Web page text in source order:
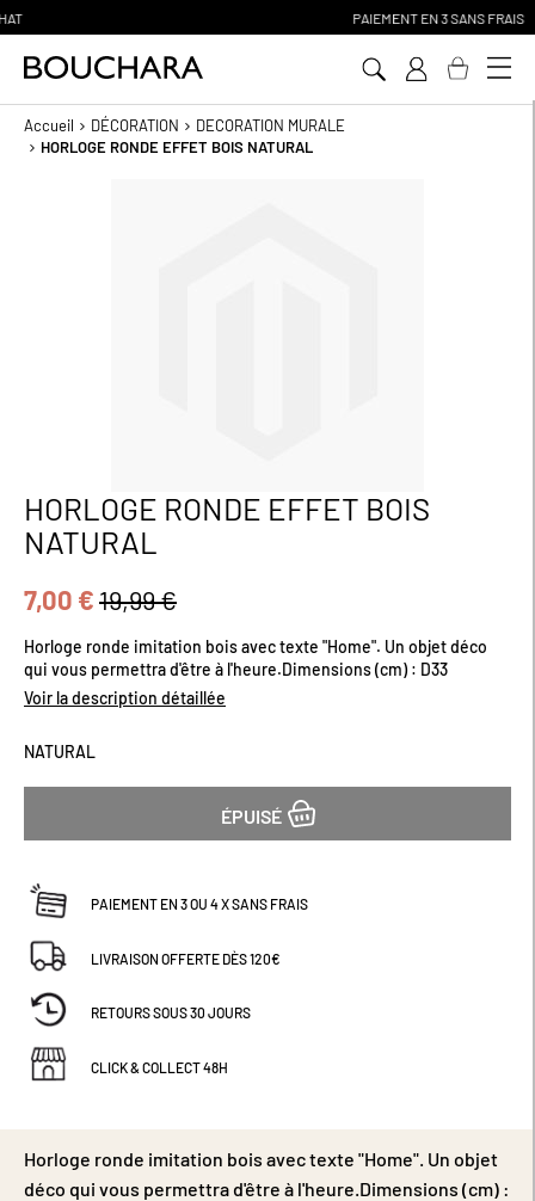
PAIEMENT EN 3 SANS FRAIS
Accueil DÉCORATION
DECORATION MURALE
HORLOGE RONDE EFFET BOIS NATURAL
Passer
au
début
la
Galerie
d’images
HORLOGE RONDE EFFET BOIS
NATURAL
7,00 €19,99 €
Horloge ronde imitation bois avec texte "Home". Un objet déco
qui vous permettra d'être à l'heure.Dimensions (cm) : D33
Voir la description détaillée
NATURAL
ÉPUISÉ
PAIEMENT EN 3 OU 4 X SANS FRAIS
LIVRAISON OFFERTE DÈS 120€
RETOURS SOUS 30 JOURS
CLICK & COLLECT 48H
Horloge ronde imitation bois avec texte "Home". Un objet
déco qui vous permettra d'être à l'heure.Dimensions (cm) :